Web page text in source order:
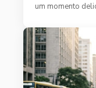
um momento